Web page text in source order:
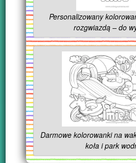
Personalizowany
rozgwiazdą – do
Darmowe kolorowanki na
koła i park